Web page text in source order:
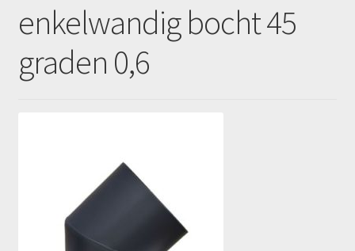
Contact
Producten
enkelwandig bocht 45
graden 0,6